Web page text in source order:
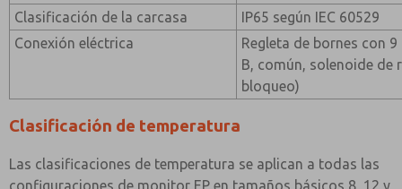
Clasificación de la carcasa
IP65 según IEC 60529
Conexión eléctrica
Regleta de bornes con
B, común, solenoide de
bloqueo)
Clasificación de temperatura
Las clasificaciones de temperatura se aplican a todas las
configuraciones de monitor EP en tamaños básicos 8, 12 y